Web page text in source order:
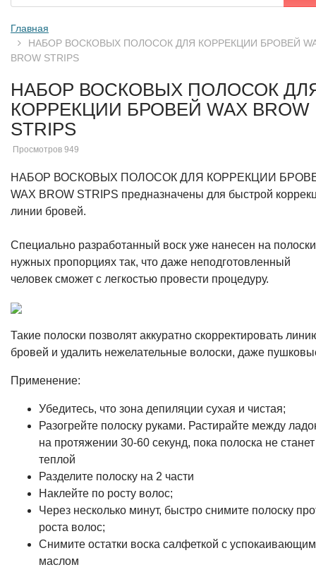
Главная
НАБОР ВОСКОВЫХ ПОЛОСОК ДЛЯ КОРРЕКЦИИ БРОВЕЙ
BROW STRIPS
НАБОР ВОСКОВЫХ ПОЛОСОК
КОРРЕКЦИИ БРОВЕЙ WAX BROW
STRIPS
Просмотров 949
НАБОР ВОСКОВЫХ ПОЛОСОК ДЛЯ КОРРЕКЦИИ
WAX BROW STRIPS предназначены для быстрой
линии бровей.
Специально разработанный воск уже нанесен на
нужных пропорциях так, что даже неподготовленный
человек сможет с легкостью провести процедуру.
Такие полоски позволят аккуратно скорректировать
бровей и удалить нежелательные волоски, даже
Применение:
Убедитесь, что зона депиляции сухая и чистая;
Разогрейте полоску руками. Растирайте между
на протяжении 30-60 секунд, пока полоска не станет
теплой
Разделите полоску на 2 части
Наклейте по росту волос;
Через несколько минут, быстро снимите полоску
роста волос;
Снимите остатки воска салфеткой с успокаивающим
маслом